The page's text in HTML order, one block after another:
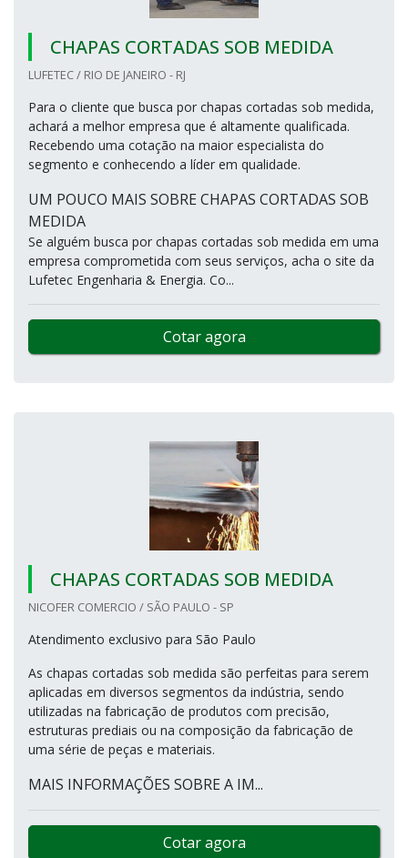
CHAPAS CORTADAS SOB MEDIDA
LUFETEC / RIO DE JANEIRO - RJ
Para o cliente que busca por chapas cortadas sob medida,
achará a melhor empresa que é altamente qualificada.
Recebendo uma cotação na maior especialista do
segmento e conhecendo a líder em qualidade.
UM POUCO MAIS SOBRE CHAPAS CORTADAS SOB
MEDIDA
Se alguém busca por chapas cortadas sob medida em uma
empresa comprometida com seus serviços, acha o site da
Lufetec Engenharia & Energia. Co...
Cotar agora
CHAPAS CORTADAS SOB MEDIDA
NICOFER COMERCIO / SÃO PAULO - SP
Atendimento exclusivo para São Paulo
As chapas cortadas sob medida são perfeitas para serem
aplicadas em diversos segmentos da indústria, sendo
utilizadas na fabricação de produtos com precisão,
estruturas prediais ou na composição da fabricação de
uma série de peças e materiais.
MAIS INFORMAÇÕES SOBRE A IM...
Cotar agora